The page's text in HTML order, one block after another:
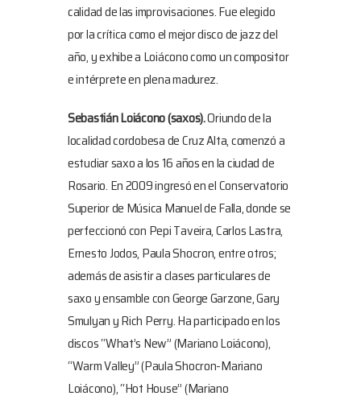
calidad de las improvisaciones. Fue elegido
por la crítica como el mejor disco de jazz del
año, y exhibe a Loiácono como un compositor
e intérprete en plena madurez.
Sebastián Loiácono(saxos).Oriundo de la
localidad cordobesa de Cruz Alta, comenzó a
estudiar saxo a los 16 años en la ciudad de
Rosario. En 2009 ingresó en el Conservatorio
Superior de Música Manuel de Falla, donde se
perfeccionó con Pepi Taveira, Carlos Lastra,
Ernesto Jodos, Paula Shocron, entre otros;
además de asistir a clases particulares de
saxo y ensamble con George Garzone, Gary
Smulyan y Rich Perry. Ha participado en los
discos “What’s New” (Mariano Loiácono),
“Warm Valley” (Paula Shocron-Mariano
Loiácono), “Hot House” (Mariano